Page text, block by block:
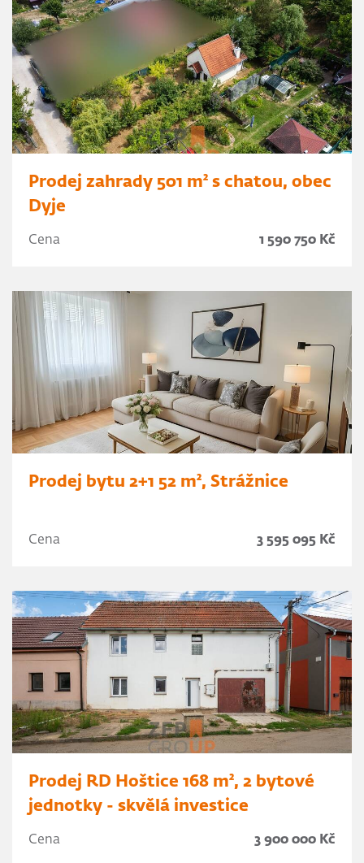
Prodej zahrady 501 m² s chatou, obec
Dyje
Cena 1 590 750 Kč
Prodej bytu 2+1 52 m², Strážnice
Cena 3 595 095 Kč
Prodej RD Hoštice 168 m², 2 bytové
jednotky - skvělá investice
Cena 3 900 000 Kč